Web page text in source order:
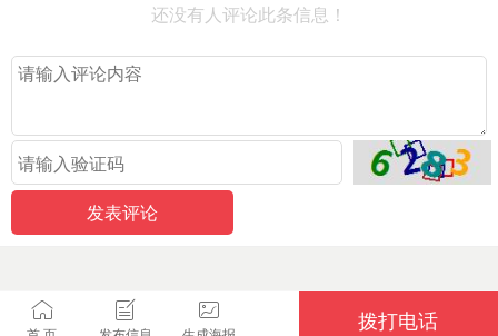
还没有人评论此条信息！
拨打电话